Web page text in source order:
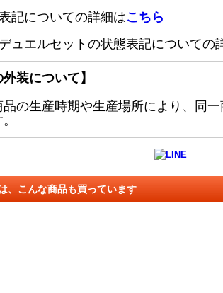
記についての詳細はこちら
ュエルセットの状態表記についての
装について】
の生産時期や生産場所により、同
、こんな商品も買っています